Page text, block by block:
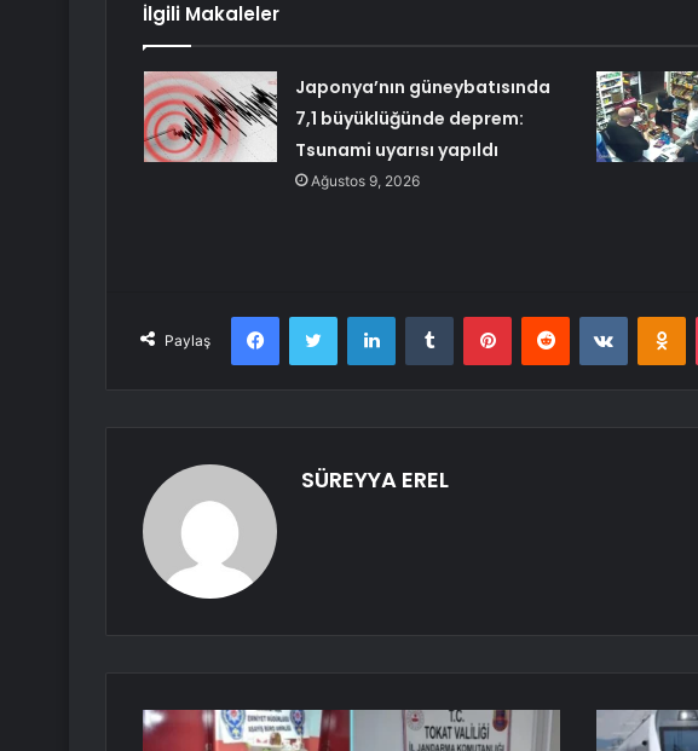
İlgili Makaleler
Japonya’nın güneybatısında
7,1 büyüklüğünde deprem:
Tsunami uyarısı yapıldı
Ağustos 9, 2026
Paylaş
FacebookTwitter LinkedInTumblr PinterestReddit
SÜREYYA EREL